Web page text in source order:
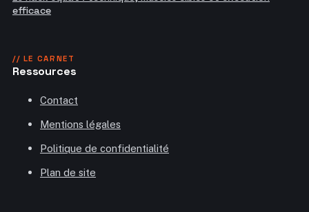
efficace
// LE CARNET
Ressources
Contact
Mentions légales
Politique de confidentialité
Plan de site